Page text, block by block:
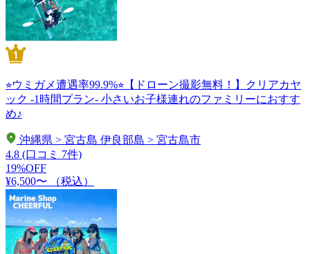
⭐︎ウミガメ遭遇率99.9%⭐︎【ドローン撮影無料！】クリアカヤ
ック -1時間プラン- 小さいお子様連れのファミリーにおすす
め♪
沖縄県 > 宮古島 伊良部島 > 宮古島市
4.8 (口コミ 7件)
19%OFF
¥6,500〜
（税込）